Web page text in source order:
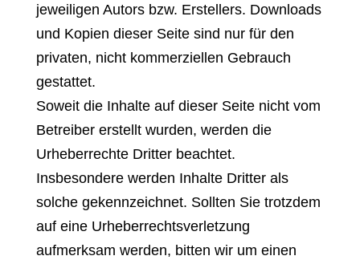
jeweiligen Autors bzw. Erstellers. Downloads
und Kopien dieser Seite sind nur für den
privaten, nicht kommerziellen Gebrauch
gestattet.
Soweit die Inhalte auf dieser Seite nicht vom
Betreiber erstellt wurden, werden die
Urheberrechte Dritter beachtet.
Insbesondere werden Inhalte Dritter als
solche gekennzeichnet. Sollten Sie trotzdem
auf eine Urheberrechtsverletzung
aufmerksam werden, bitten wir um einen